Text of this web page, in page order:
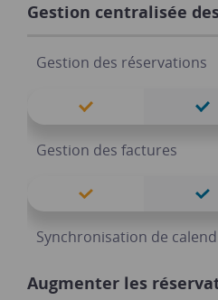
Gestion centralisée
Gestion des réservations
Gestion des factures
Synchronisation de
Augmenter les